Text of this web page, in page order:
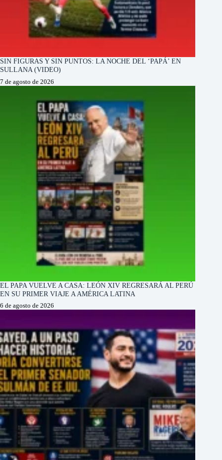
SIN FIGURAS Y SIN PUNTOS: LA NOCHE DEL ‘PAPÁ’ EN
SULLANA (VIDEO)
7 de agosto de 2026
EL PAPA VUELVE A CASA: LEÓN XIV REGRESARÁ AL PERÚ
EN SU PRIMER VIAJE A AMÉRICA LATINA
6 de agosto de 2026